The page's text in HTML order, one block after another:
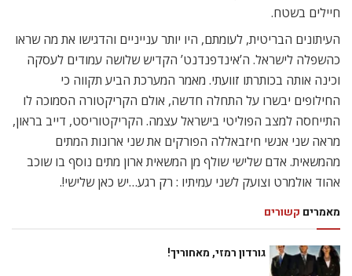
חיילים בשטח.
העיתונים הבריטית, לעומתם, היו יותר ענייניים והדגישו את מה שראו
כהשפלה לישראל. ה’אינדפנדנט’ הקדיש שלושה עמודים לעסקה
וכינה אותה בכותרתו זוועתי. מאמר המערכת הביע תקווה כי
החילופים יבשרו על התחלה חדשה, אולם הקריקטורה הסמוכה לו
התייחסה למצב הפוליטי בישראל עצמה. הקריקטוריסט, דייב בראון,
מראה שני אנשי חיזבאללה הפורקים את שני ארונות המתים
מהמשאית. אדם שלישי שולף מן המשאית ארון מתים נוסף בו שוכב
אהוד אולמרט וצועק לשני עמיתיו : רק רגע…יש כאן שלישי!.
מאמרים קשורים
גורדון רמזי, מאחוריך!